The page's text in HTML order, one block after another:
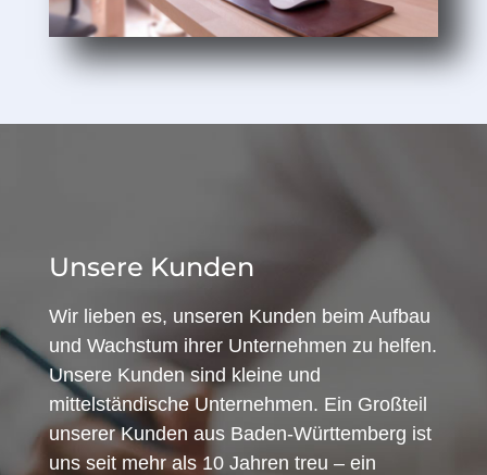
Unsere Kunden
Wir lieben es, unseren Kunden beim Aufbau
und Wachstum ihrer Unternehmen zu helfen.
Unsere Kunden sind kleine und
mittelständische Unternehmen. Ein Großteil
unserer Kunden aus Baden-Württemberg ist
uns seit mehr als 10 Jahren treu – ein